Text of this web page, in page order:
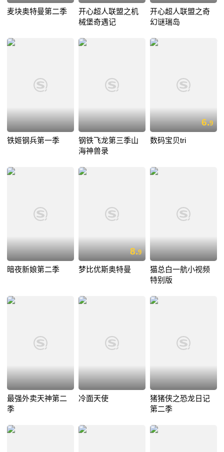
麦块奥特曼第二季
开心超人联盟之机
械堡奇遇记
开心超人联盟之奇
幻谜瑞岛
铁姬钢兵第一季
钢铁飞龙第三季山
海神兽录
6.9
数码宝贝tri
暗夜新娘第二季
8.9
梦比优斯奥特曼
猫总白一航小视频
特别版
最强外卖天神第二
季
冷面天使
猪猪侠之恐龙日记
第二季